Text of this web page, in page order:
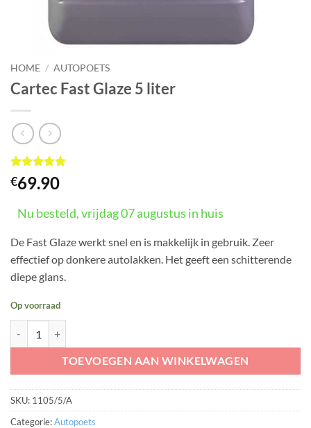
HOME / AUTOPOETS
Cartec Fast Glaze 5 liter
Gewaardeerd
5op 5
op
5
klant
€69.90
Nu besteld, vrijdag 07 augustus in huis
De Fast Glaze werkt snel en is makkelijk in gebruik. Zeer
effectief op donkere autolakken. Het geeft een schitterende
diepe glans.
Op voorraad
TOEVOEGEN AAN WINKELWAGEN
SKU: 1105/5/A
Categorie:Autopoets